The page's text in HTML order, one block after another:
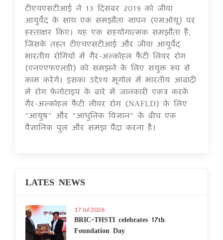
16 Jul 2020
टीएचएसटीआई ने 13 दिसंबर 2019 को जीवा
आयुर्वेद के साथ एक समझौता ज्ञापन (एमओयू) पर
हस्ताक्षर किए। यह एक सहयोगात्मक समझौता है,
जिसके तहत टीएचएसटीआई और जीवा आयुर्वेद
भारतीय रोगियों में गैर-अल्कोहल फैटी लिवर रोग
(एनएएफएलडी) को समझने के लिए संयुक्त रूप से
काम करेंगे। इसका उद्देश्य भूगोल में भारतीय आबादी
में रोग फेनोटाइप के बारे में जानकारी एकत्र करके
गैर-अल्कोहल फैटी लीवर रोग (NAFLD) के लिए
"आयुष" और "आधुनिक विज्ञान" के बीच एक
वैज्ञानिक पुल और समझ पैदा करना है।
LATES NEWS
17 Jul 2026
BRIC-THSTI celebrates 17th
Foundation Day